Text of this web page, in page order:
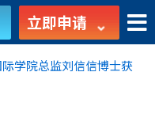
立即申请
学院总监刘信信博士获